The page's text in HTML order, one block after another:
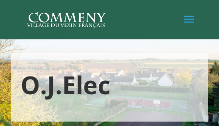
O.J.Elec